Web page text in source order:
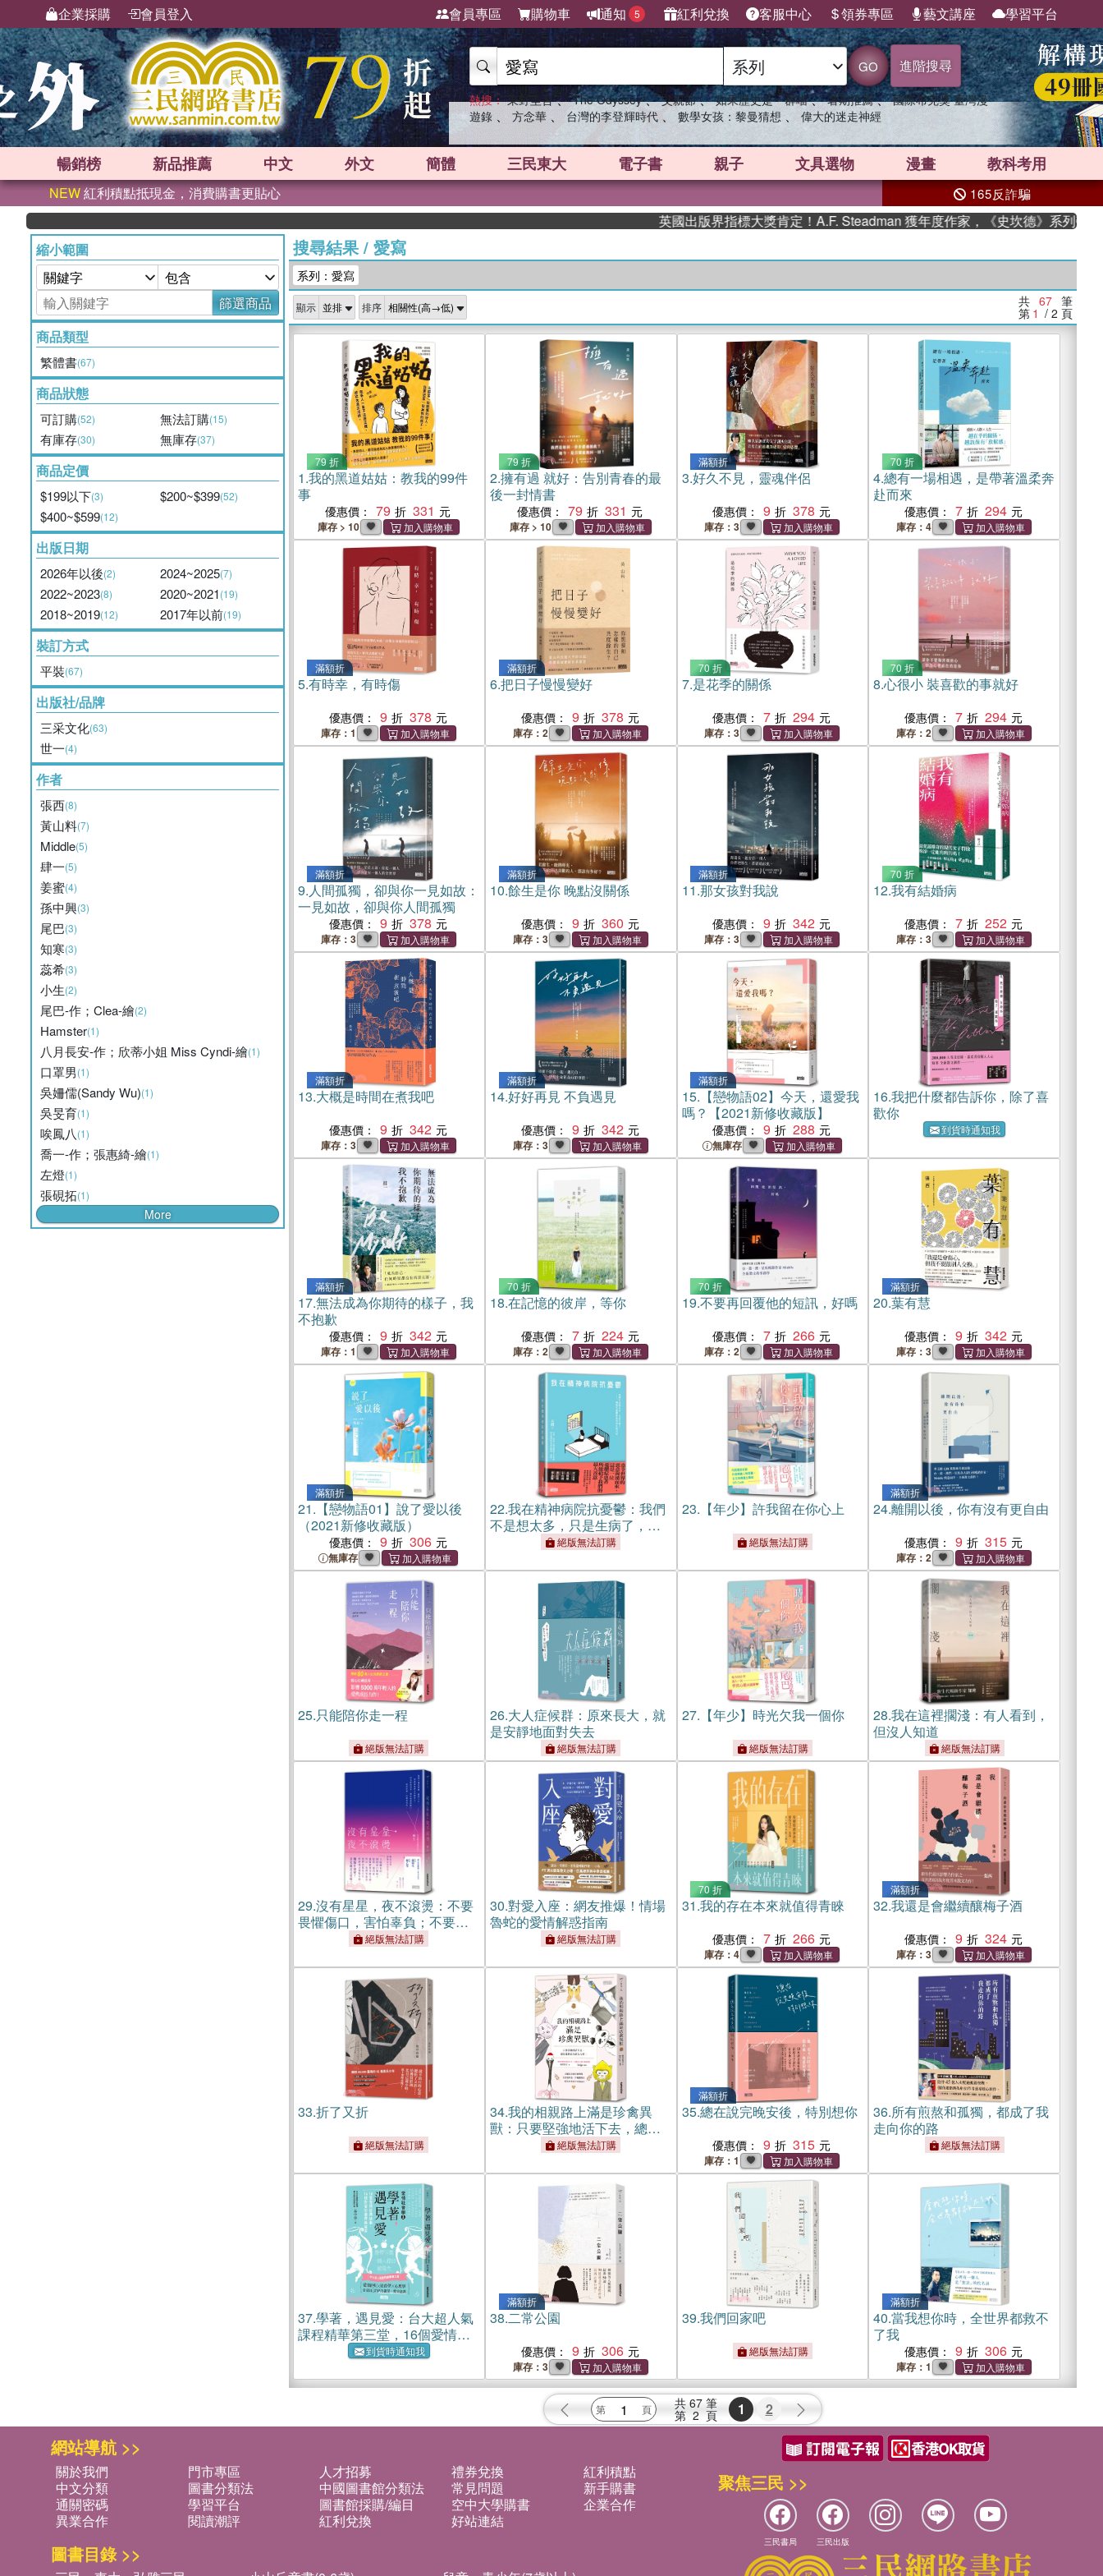
企業採購 會員登入 會員專區 購物車 通知 5 紅利兌換 客服中心 領券專區 藝文講座 學習平台
GO 進階搜尋
熱搜： 東野圭吾 、 The Odyssey 、 父親節 、 如果歷史是一群喵 、 暑期推薦 、 國際布克獎 臺灣漫
遊錄 、 方念華 、 台灣的李登輝時代 、 數學女孩：黎曼猜想 、 偉大的迷走神經
暢銷榜 新品推薦 中文 外文 簡體 三民東大 電子書 親子 文具選物 漫畫 教科考用
NEW紅利積點抵現金，消費購書更貼心 165反詐騙
英國出版界指標大獎肯定！A.F. Steadman 獲年度作家，《史坎德》系列帶你踏上熱
縮小範圍
篩選商品
商品類型
繁體書(67)
商品狀態
可訂購(52) 無法訂購(15)
有庫存(30) 無庫存(37)
商品定價
$199以下(3) $200~$399(52)
$400~$599(12)
出版日期
2026年以後(2) 2024~2025(7)
2022~2023(8) 2020~2021(19)
2018~2019(12) 2017年以前(19)
裝訂方式
平裝(67)
出版社/品牌
三采文化(63)
世一(4)
作者
張西(8)
黃山料(7)
Middle(5)
肆一(5)
姜蜜(4)
孫中興(3)
尾巴(3)
知寒(3)
蕊希(3)
小生(2)
尾巴-作；Clea-繪(2)
Hamster(1)
八月長安-作；欣蒂小姐 Miss Cyndi-繪(1)
口罩男(1)
吳姍儒(Sandy Wu)(1)
吳旻育(1)
唉鳳八 (1)
喬一-作；張惠綺-繪(1)
左燈(1)
張硯拓(1)
More
搜尋結果/ 愛寫
系列：愛寫
顯示 排序 共 67 筆
第 1 / 2 頁
79 折
1.我的黑道姑姑：教我的99件
事
優惠價： 79 331
庫存 > 10
79 折
2.擁有過 就好：告別青春的最
後一封情書
優惠價： 79 331
庫存 > 10
滿額折
3.好久不見，靈魂伴侶
優惠價： 9 378
庫存：3
70 折
4.總有一場相遇，是帶著溫柔奔
赴而來
優惠價： 7 294
庫存：4
滿額折
5.有時幸，有時傷
優惠價： 9 378
庫存：1
滿額折
6.把日子慢慢變好
優惠價： 9 378
庫存：2
70 折
7.是花季的關係
優惠價： 7 294
庫存：3
70 折
8.心很小 裝喜歡的事就好
優惠價： 7 294
庫存：2
滿額折
9.人間孤獨，卻與你一見如故：
一見如故，卻與你人間孤獨
優惠價： 9 378
庫存：3
滿額折
10.餘生是你 晚點沒關係
優惠價： 9 360
庫存：3
滿額折
11.那女孩對我說
優惠價： 9 342
庫存：3
70 折
12.我有結婚病
優惠價： 7 252
庫存：3
滿額折
13.大概是時間在煮我吧
優惠價： 9 342
庫存：3
滿額折
14.好好再見 不負遇見
優惠價： 9 342
庫存：3
滿額折
15. 【戀物語02】今天，還愛我
嗎？【2021新修收藏版】
優惠價： 9 288
無庫存
16.我把什麼都告訴你，除了喜
歡你
到貨時通知我
滿額折
17.無法成為你期待的樣子，我
不抱歉
優惠價： 9 342
庫存：1
70 折
18.在記憶的彼岸，等你
優惠價： 7 224
庫存：2
70 折
19.不要再回覆他的短訊，好嗎
優惠價： 7 266
庫存：2
滿額折
20.葉有慧
優惠價： 9 342
庫存：3
滿額折
21. 【戀物語01】說了愛以後
（2021新修收藏版）
優惠價： 9 306
無庫存
22.我在精神病院抗憂鬱：我們
不是想太多，只是生病了，一
個微笑憂鬱症患者的住院日記
絕版無法訂購
23. 【年少】許我留在你心上
絕版無法訂購
滿額折
24.離開以後，你有沒有更自由
優惠價： 9 315
庫存：2
25.只能陪你走一程
絕版無法訂購
26.大人症候群：原來長大，就
是安靜地面對失去
絕版無法訂購
27. 【年少】時光欠我一個你
絕版無法訂購
28.我在這裡擱淺：有人看到，
但沒人知道
絕版無法訂購
29.沒有星星，夜不滾燙：不要
畏懼傷口，害怕辜負；不要屈
從於好感，譫妄了愛情
絕版無法訂購
30.對愛入座：網友推爆！情場
魯蛇的愛情解惑指南
絕版無法訂購
70 折
31.我的存在本來就值得青睞
優惠價： 7 266
庫存：4
滿額折
32.我還是會繼續釀梅子酒
優惠價： 9 324
庫存：3
33.折了又折
絕版無法訂購
34.我的相親路上滿是珍禽異
獸：只要堅強地活下去，總會
遇到更奇葩的人喔！
絕版無法訂購
滿額折
35.總在說完晚安後，特別想你
優惠價： 9 315
庫存：1
36.所有煎熬和孤獨，都成了我
走向你的路
絕版無法訂購
37.學著，遇見愛：台大超人氣
課程精華第三堂，16個愛情經
典故事，16種對愛的選擇與解
到貨時通知我
滿額折
38.二常公園
優惠價： 9 306
庫存：3
39.我們回家吧
絕版無法訂購
滿額折
40.當我想你時，全世界都救不
了我
優惠價： 9 306
庫存：1
共 67 筆
第 2 頁 1 2
網站導航 >>
關於我們 門市專區 人才招募 禮券兌換
紅利積點
中文分類
圖書分類法 中國圖書館分類法 常見問題
新手購書
通關密碼
學習平台 圖書館採購/編目 空中大學購書
企業合作
異業合作
閱讀潮評 紅利兌換 好站連結
圖書目錄 >>
聚焦三民 >>
三民書局 三民出版